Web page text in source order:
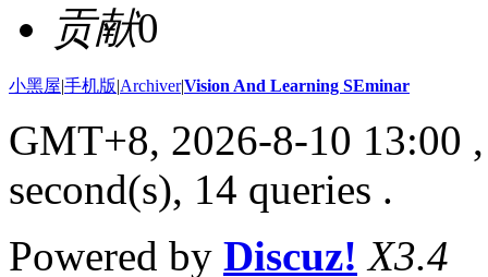
贡献0
小黑屋|手机版|Archiver|Vision And Learning SEminar
GMT+8, 2026-8-10 13:00
second(s), 14 queries .
Powered by Discuz! X3.4